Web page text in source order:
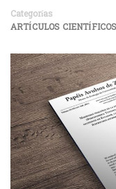
Categorías
ARTÍCULOS CIENTÍFICOS